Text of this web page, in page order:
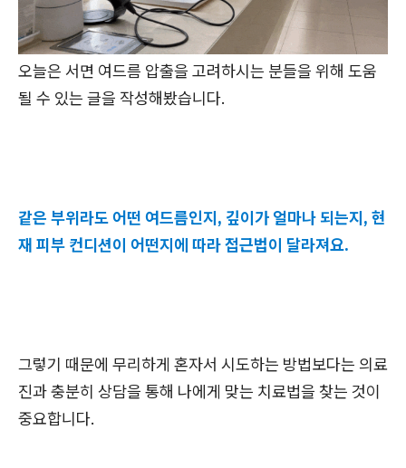
오늘은 서면 여드름 압출을 고려하시는 분들을 위해 도움
될 수 있는 글을 작성해봤습니다.
같은 부위라도 어떤 여드름인지, 깊이가 얼마나 되는지, 현
재 피부 컨디션이 어떤지에 따라 접근법이 달라져요.
그렇기 때문에 무리하게 혼자서 시도하는 방법보다는 의료
진과 충분히 상담을 통해 나에게 맞는 치료법을 찾는 것이
중요합니다.